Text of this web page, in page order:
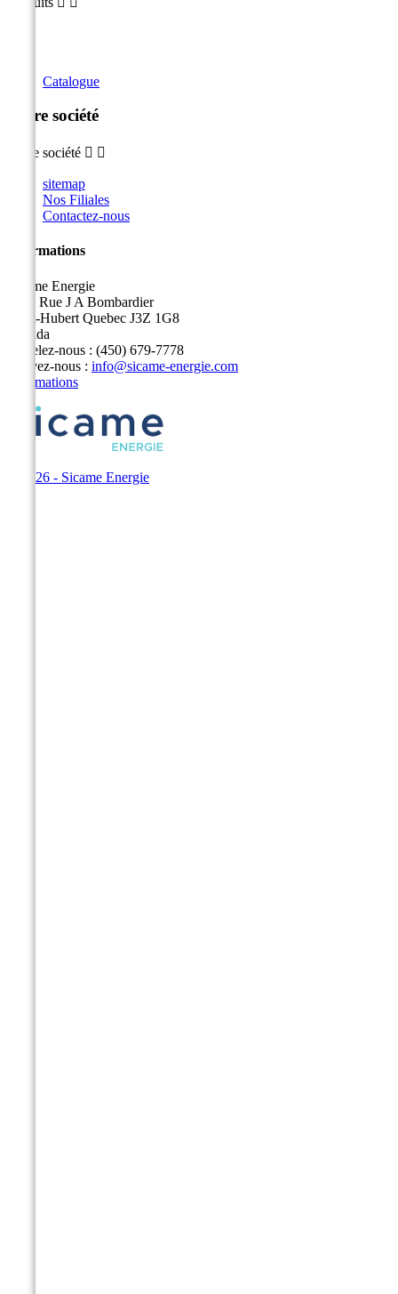
Catalogue
Notre société
Notre société  
sitemap
Nos Filiales
Contactez-nous
Informations
Sicame Energie
5400 Rue J A Bombardier
Saint-Hubert Quebec J3Z 1G8
Canada
Appelez-nous : (450) 679-7778
Écrivez-nous : info@sicame-energie.com
Informations
© 2026 - Sicame Energie